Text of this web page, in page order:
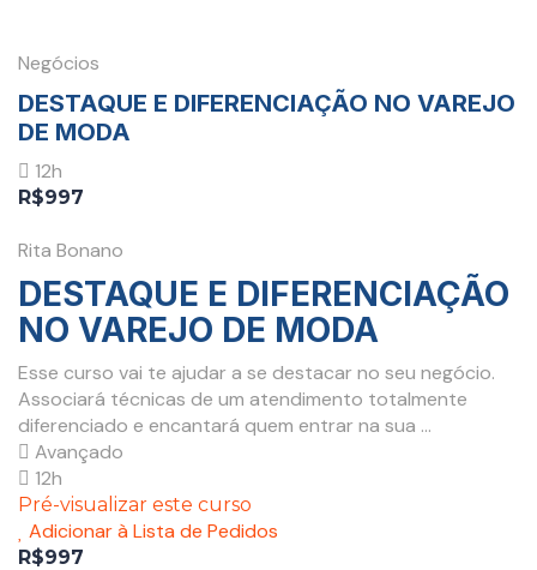
Negócios
DESTAQUE E DIFERENCIAÇÃO NO VAREJO
DE MODA
12h
R$997
Rita Bonano
DESTAQUE E DIFERENCIAÇÃO
NO VAREJO DE MODA
Esse curso vai te ajudar a se destacar no seu negócio.
Associará técnicas de um atendimento totalmente
diferenciado e encantará quem entrar na sua ...
Avançado
12h
Pré-visualizar este curso
Adicionar à Lista de Pedidos
R$997